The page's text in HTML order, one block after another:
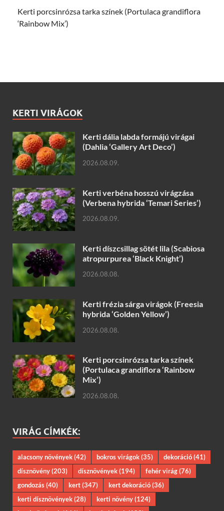
Kerti porcsinrózsa tarka színek (Portulaca grandiflora
‘Rainbow Mix’)
KERTI VIRÁGOK
Kerti dália labda formájú virágai
(Dahlia ‘Gallery Art Deco’)
2026.08.09.
Kerti verbéna hosszú virágzása
(Verbena hybrida ‘Temari Series’)
2026.08.09.
Kerti díszcsillag sötét lila (Scabiosa
atropurpurea ‘Black Knight’)
2026.08.08.
Kerti frézia sárga virágok (Freesia
hybrida ‘Golden Yellow’)
2026.08.08.
Kerti porcsinrózsa tarka színek
(Portulaca grandiflora ‘Rainbow
Mix’)
2026.08.08.
VIRÁG CÍMKÉK:
alacsony növények(42) bokros virágok(35) dekoráció(41)
dísznövény(203) dísznövények(194) fehér virág(76)
gondozás(40) kert(347) kert dekoráció(36)
kerti dísznövények(28) kerti növény(124)